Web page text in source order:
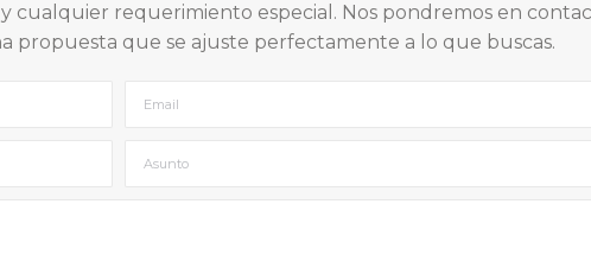
cualquier requerimiento especial. Nos pondremos en
propuesta que se ajuste perfectamente a lo que buscas.